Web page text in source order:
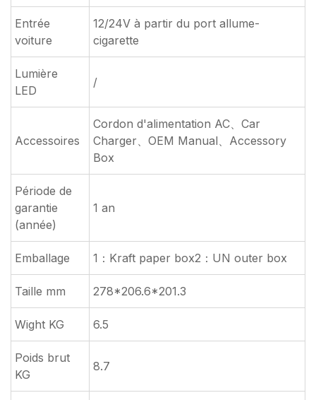
Entrée
voiture
12/24V à partir du port allume-
cigarette
Lumière
LED
/
Accessoires
Cordon d'alimentation AC、Car
Charger、OEM Manual、Accessory
Box
Période de
garantie
(année)
1 an
Emballage 1：Kraft paper box2：UN outer box
Taille mm 278*206.6*201.3
Wight KG 6.5
Poids brut
KG
8.7